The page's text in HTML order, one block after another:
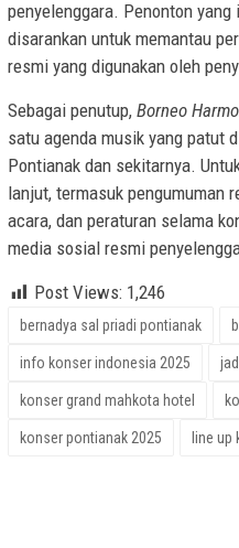
penyelenggara. Penonton
disarankan untuk memantau
resmi yang digunakan oleh
Sebagai penutup, Borneo
satu agenda musik yang patut
Pontianak dan sekitarnya.
lanjut, termasuk pengumuman
acara, dan peraturan selama
media sosial resmi
Post Views: 1,246
bernadya sal priadi pontianak
info konser indonesia 2025
konser grand mahkota hotel
konser pontianak 2025 line